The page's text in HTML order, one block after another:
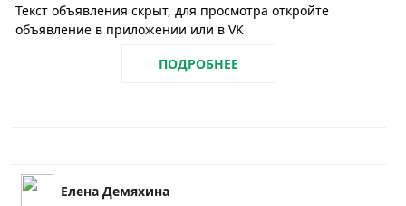
Текст объявления скрыт, для просмотра откройте
объявление в приложении или в VK
ПОДРОБНЕЕ
Елена Демяхина